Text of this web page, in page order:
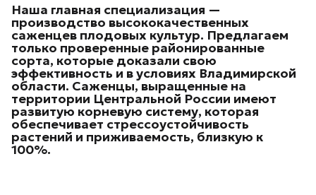
Наша главная специализация —
производство высококачественных
саженцев плодовых культур. Предлагаем
только проверенные районированные
сорта, которые доказали свою
эффективность и в условиях Владимирской
области. Саженцы, выращенные на
территории Центральной России имеют
развитую корневую систему, которая
обеспечивает стрессоустойчивость
растений и приживаемость, близкую к
100%.